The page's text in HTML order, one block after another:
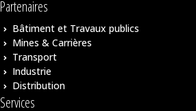
Partenaires
Bâtiment et Travaux publics
Mines & Carrières
Transport
Industrie
Distribution
Services